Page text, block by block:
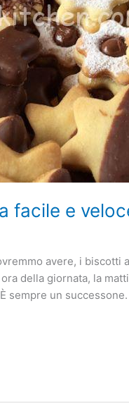
facile e
avere, i
della giornata, la
sempre un successone.